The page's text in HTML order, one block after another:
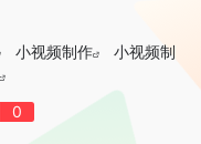
小视频制作
小视频制
0